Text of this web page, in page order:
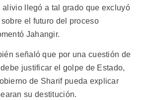
alivio llegó a tal grado que excluyó
el futuro del proceso
Jahangir.
señaló que por una cuestión de
justificar el golpe de Estado,
de Sharif pueda explicar
su destitución.